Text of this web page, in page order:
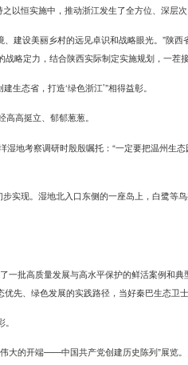
以恒实施中，推动浙江发生了全方位、深层次
建设美丽乡村的远见卓识和战略眼光。”陕
战略定力，结合陕西实际制定实施规划，一茬
生态省，打造‘绿色浙江’”相得益彰。
高挺立、郁郁葱葱。
地考察调研时殷殷嘱托：“一定要把温州生
实现。湿地北入口东侧的一座岛上，白鹭等
批高质量发展与高水平保护的鲜活案例和典
先、绿色发展的实践路径，当好秦巴生态卫士
大的开端——中国共产党创建历史陈列”展览。